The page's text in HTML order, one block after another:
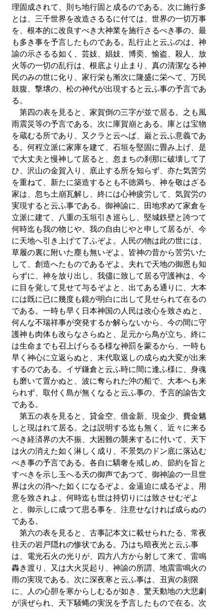
理固成されて、則ち地行固と成るのである。次に施行多
とは、三千世界を改造さるるに付ては、世界の一切万事
を、根本的に改良すべき大神業を施行さるべき事の、最
も多き事を予言したものである。乱行止と云ふのは、神
諭の示さるる如く、芸妓、娼妓、博奕、愉盗、殺人、放
火等の一切の乱行は、根底より止まり、真の清潔なる神
民のみの世に化り、家行栄も漸次に隆盛に栄へて、万民
鼓腹、撃壌の、松の神代が出現すると云ふ事の予言であ
る。
第四の表を見ると、家賀倒の三字が並で居る。之も風
雨震災等の予言である。次に庫賀崩とある。庫とは宝物
を蔵むる所であり、又クラと云へば、巌と云ふ意義であ
る。何程立派に家庫を建て、石垣を堅固に畳み上げ、是
で大丈夫と慢神して居ると、忽まちの刹那に破壊して了
ひ、沢山の金賀入り、底止する所を知らず、亦た気苦労
を重ねて、新たに築造するとも不徳満ち、神を敬はざる
家は、忽ち土崩瓦解し、終には心神疲労して、気賀労の
実現すると云ふ事である。御神諭に、田地求めて家倉を
立派に建て、八重の玉垣引き巡らし、堅城鉄壁と誇つて
何時迄も我の物じや、我の自由じやと申して居るが、今
に天地へ引き上げて了ふぞよ。人民の物は此の世には、
草履の裏に附いた塵も無いぞよ。皆神の昔から苦労いた
して、創造へたものであるぞよ。夫れで天地の御恩も知
らずに、神を放り出し、我儘に致して居る守護神は、今
に目を覚して見せて与るぞよと、出てある通りに、大本
には既に已に幾度も鏡が明白に出して見せられて在るの
である。一時も早く日本神国の人民は改心を致さぬと、
何んな不瑞祥事が突発するか解らないから、今の間に守
護神も肉体も改らなさらぬと、足元から鳥が立ち、終に
は生命までも召上げらるる様な神罰を蒙るから、一時も
早く神心に立返らぬと、末代取返しの成らぬ大変が出来
するのである。イザ鎌倉と云ふ時に間に逢ふ様に、身魂
も磨いて置かぬと、波に奪られた沖の船で、大本ヘも来
られず、取付く島が無くなると云ふ事の、予言的諭告文
である。
第五の表を見ると、貸金空、借金新、現金少、費金魑
しと現はれて居る。之は説明する迄も無く、近々に来る
べき経済界の大不振、大困難の襲来するに付いて、天下
は火の消えた如く淋しく成り、不景気のドン底に落込む
べき事の予言である。各自に驕奢を戒しめ、節約を旨と
すべきを示し玉へる天の御声であつて、御神諭の一旦世
界は火の消へた如くになるぞよ。金逼迫に成るぞよ。用
意を致されよ。何時迄も世は持切りには致させむぞよ
と、御示しに成つて思る事を、注意せなければ成らぬの
である。
第六の表を見ると、古事記本文に載せられたる、常夜
往天の岩戸隠れの惨状である。乃はち暗夜光と云ふ事
は、電光石火の光りが、四方八方から射して来て、雷鳴
轟き渡り、又は大火災起り、神諭の所謂、地震雷鳴火の
雨の実現である。次に深夜寒と云ふ事は、丑寅の刻限
に、人の心胆を寒からしむるが如き、驚天動地の大悲劇
が演ぜられ、天下騒蝿の実況を予言したもので在る。次